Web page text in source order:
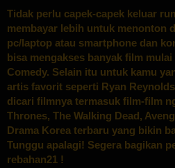
Tidak perlu capek-capek keluar
membayar lebih untuk menonton
pc/laptop atau smartphone dan
bisa mengakses banyak film
Comedy. Selain itu untuk kamu
artis favorit seperti Ryan
dicari filmnya termasuk film-film
Thrones, The Walking Dead,
Drama Korea terbaru yang bikin
Tunggu apalagi! Segera bagikan
rebahan21 !